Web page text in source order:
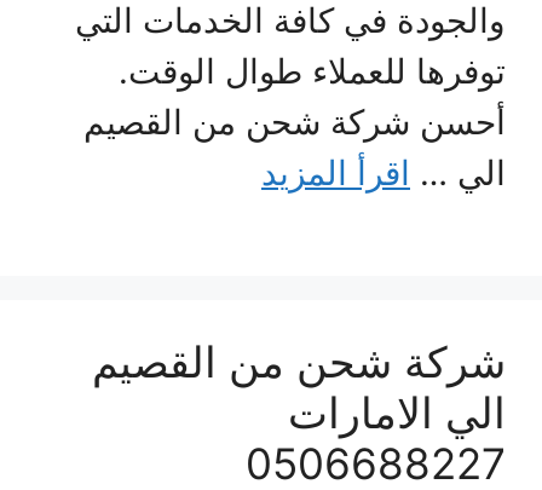
والجودة في كافة الخدمات التي
توفرها للعملاء طوال الوقت.
أحسن شركة شحن من القصيم
الي … اقرأ المزيد
شركة شحن من القصيم
الي الامارات
0506688227